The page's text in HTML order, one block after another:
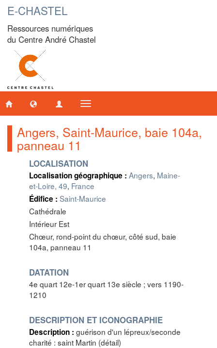
E-CHASTEL
Ressources numériques
du Centre André Chastel
Toggle
navigation
Angers, Saint-Maurice, baie 104a,
panneau 11
LOCALISATION
Localisation géographique : Angers, Maine-
et-Loire, 49, France
Édifice : Saint-Maurice
Cathédrale
Intérieur Est
Chœur, rond-point du chœur, côté sud, baie
104a, panneau 11
DATATION
4e quart 12e-1er quart 13e siècle ; vers 1190-
1210
DESCRIPTION ET ICONOGRAPHIE
Description : guérison d'un lépreux/seconde
charité : saint Martin (détail)